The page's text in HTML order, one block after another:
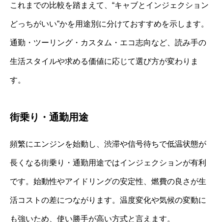
これまでの比較を踏まえて、“キャブとインジェクション
どっちがいい”かを用途別に分けておすすめを示します。
通勤・ツーリング・カスタム・エコ志向など、読み手の
生活スタイルや求める価値に応じて選び方が変わりま
す。
街乗り・通勤用途
頻繁にエンジンを始動し、渋滞や信号待ちで低温状態が
長くなる街乗り・通勤用途ではインジェクションが有利
です。始動性やアイドリングの安定性、燃費の良さが生
活コストの差につながります。温度変化や気候の変動に
も強いため、使い勝手が高い方式と言えます。